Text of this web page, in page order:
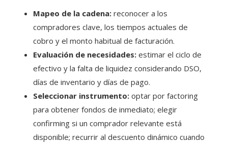
Mapeo de la cadena: reconocer a los
compradores clave, los tiempos actuales de
cobro y el monto habitual de facturación.
Evaluación de necesidades: estimar el ciclo de
efectivo y la falta de liquidez considerando DSO,
días de inventario y días de pago.
Seleccionar instrumento: optar por factoring
para obtener fondos de inmediato; elegir
confirming si un comprador relevante está
disponible; recurrir al descuento dinámico cuando